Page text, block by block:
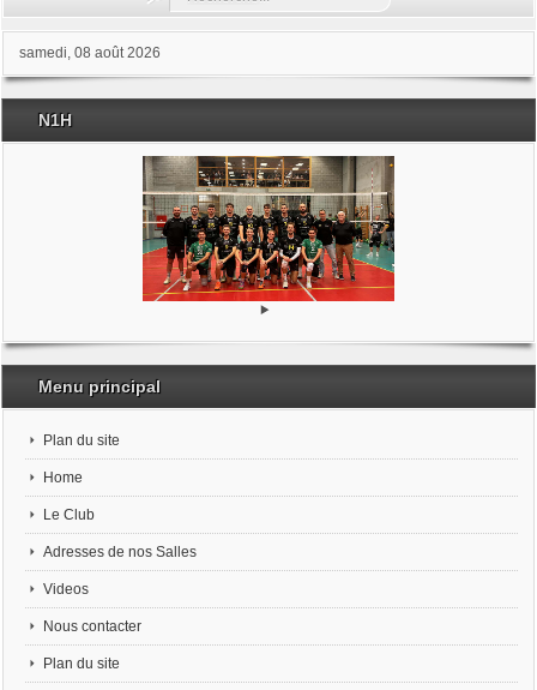
Les samedis du sport
Les stages
Documents
samedi, 08 août 2026
N1H
Menu principal
Plan du site
Home
Le Club
Adresses de nos Salles
Videos
Nous contacter
Plan du site